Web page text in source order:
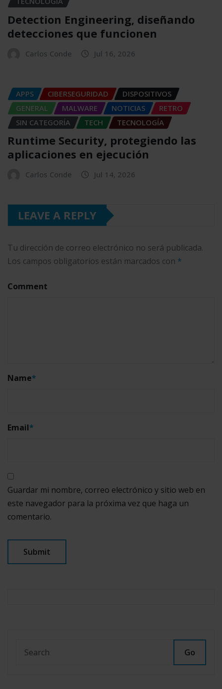
Detection Engineering, diseñando
detecciones que funcionen
Carlos Conde Jul 16, 2026
APPS CIBERSEGURIDAD
DISPOSITIVOS
GENERAL
MALWARE NOTICIAS
RETRO
SIN CATEGORÍA
TECH TECNOLOGÍA
Runtime Security, protegiendo las
aplicaciones en ejecución
Carlos Conde Jul 14, 2026
LEAVE A REPLY
Tu dirección de correo electrónico no será publicada.
Los campos obligatorios están marcados con *
Comment
Name*
Email*
Guardar mi nombre, correo electrónico y sitio web en
este navegador para la próxima vez que haga un
comentario.
Go